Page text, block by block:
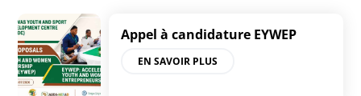
Appel à candidature EYWEP
EN SAVOIR PLUS